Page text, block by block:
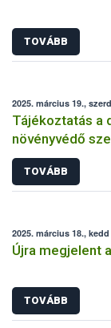
TOVÁBB
2025. március 19.,
Tájékoztatás a
növényvédő
TOVÁBB
2025. március 18., kedd
Újra megjelent
TOVÁBB